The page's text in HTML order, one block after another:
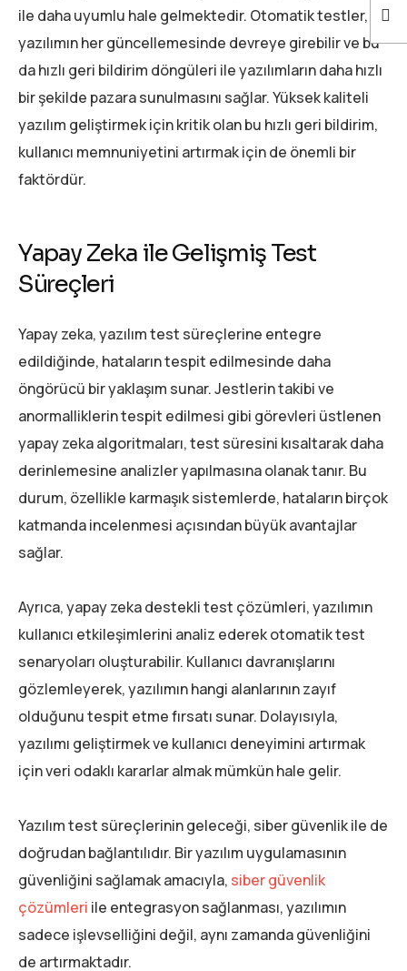
ile daha uyumlu hale gelmektedir. Otomatik testler,
yazılımın her güncellemesinde devreye girebilir ve bu
da hızlı geri bildirim döngüleri ile yazılımların daha hızlı
bir şekilde pazara sunulmasını sağlar. Yüksek kaliteli
yazılım geliştirmek için kritik olan bu hızlı geri bildirim,
kullanıcı memnuniyetini artırmak için de önemli bir
faktördür.
Yapay Zeka ile Gelişmiş Test
Süreçleri
Yapay zeka, yazılım test süreçlerine entegre
edildiğinde, hataların tespit edilmesinde daha
öngörücü bir yaklaşım sunar. Jestlerin takibi ve
anormalliklerin tespit edilmesi gibi görevleri üstlenen
yapay zeka algoritmaları, test süresini kısaltarak daha
derinlemesine analizler yapılmasına olanak tanır. Bu
durum, özellikle karmaşık sistemlerde, hataların birçok
katmanda incelenmesi açısından büyük avantajlar
sağlar.
Ayrıca, yapay zeka destekli test çözümleri, yazılımın
kullanıcı etkileşimlerini analiz ederek otomatik test
senaryoları oluşturabilir. Kullanıcı davranışlarını
gözlemleyerek, yazılımın hangi alanlarının zayıf
olduğunu tespit etme fırsatı sunar. Dolayısıyla,
yazılımı geliştirmek ve kullanıcı deneyimini artırmak
için veri odaklı kararlar almak mümkün hale gelir.
Yazılım test süreçlerinin geleceği, siber güvenlik ile de
doğrudan bağlantılıdır. Bir yazılım uygulamasının
güvenliğini sağlamak amacıyla, siber güvenlik
çözümleri ile entegrasyon sağlanması, yazılımın
sadece işlevselliğini değil, aynı zamanda güvenliğini
de artırmaktadır.